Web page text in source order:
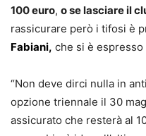
100 euro, o se lasciare il
rassicurare però i tifosi è
Fabiani, che si è
“Non deve dirci nulla in
opzione triennale il 30
assicurato che resterà al